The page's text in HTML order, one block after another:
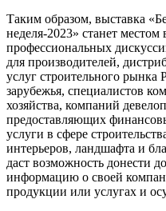
Таким образом, выставка
неделя-2023» станет местом
профессиональных
для производителей,
услуг строительного рынка
зарубежья, специалистов
хозяйства, компаний
предоставляющих
услуги в сфере
интерьеров, ландшафта и
даст возможность донести
информацию о своей
продукции или услугах и